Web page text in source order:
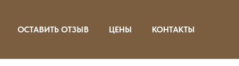
ОСТАВИТЬ ОТЗЫВ ЦЕНЫ КОНТАКТЫ